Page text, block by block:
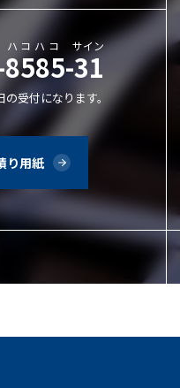
31
ハコハコ サイン
受付になります。
り用紙